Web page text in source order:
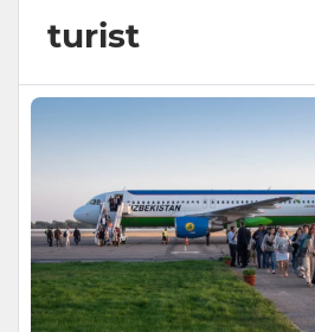
turist